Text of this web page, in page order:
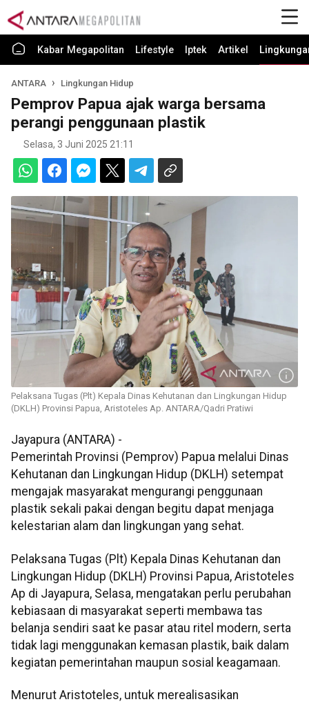
Kabar Megapolitan Lifestyle Iptek Artikel
ANTARA Lingkungan Hidup
Pemprov Papua ajak warga bersama
perangi penggunaan plastik
Selasa, 3 Juni 2025 21:11
Pelaksana Tugas (Plt) Kepala Dinas Kehutanan dan Lingkungan Hidup
(DKLH) Provinsi Papua, Aristoteles Ap. ANTARA/Qadri Pratiwi
Jayapura (ANTARA) -
Pemerintah Provinsi (Pemprov) Papua melalui Dinas
Kehutanan dan Lingkungan Hidup (DKLH) setempat
mengajak masyarakat mengurangi penggunaan
plastik sekali pakai dengan begitu dapat menjaga
kelestarian alam dan lingkungan yang sehat.
Pelaksana Tugas (Plt) Kepala Dinas Kehutanan dan
Lingkungan Hidup (DKLH) Provinsi Papua, Aristoteles
Ap di Jayapura, Selasa, mengatakan perlu perubahan
kebiasaan di masyarakat seperti membawa tas
belanja sendiri saat ke pasar atau ritel modern, serta
tidak lagi menggunakan kemasan plastik, baik dalam
kegiatan pemerintahan maupun sosial keagamaan.
Menurut Aristoteles, untuk merealisasikan